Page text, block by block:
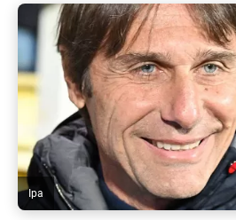
Ipa